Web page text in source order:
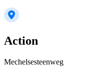
Action
Mechelsesteenweg